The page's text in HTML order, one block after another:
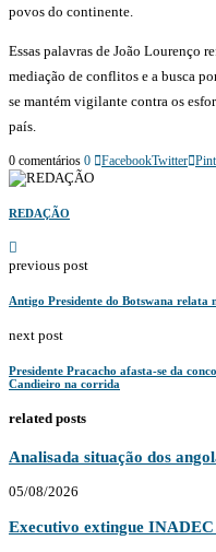
povos do continente.
Essas palavras de João Lourenço
mediação de conflitos e a busca
se mantém vigilante contra os
país.
0 comentários 0 FacebookTwitter
REDAÇÃO
previous post
Antigo Presidente do Botswana relata
next post
Presidente Pracacho afasta-se da
Candieiro na corrida
related posts
Analisada situação dos
05/08/2026
Executivo extingue